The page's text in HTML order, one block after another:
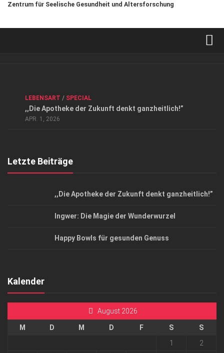
Zentrum für Seelische Gesundheit und Altersforschung
Datenschutzerklärung
Top Magazin Dresden / Ostsachsen
LEBENSART / SPECIAL
,,Die Apotheke der Zukunft denkt ganzheitlich!”
APR. 1, 2026
Letzte Beiträge
,,Die Apotheke der Zukunft denkt ganzheitlich!”
Ingwer: Die Magie der Wunderwurzel
Happy Bowls für gesunden Genuss
Kalender
August 2026
M D M D F S
S
1
2